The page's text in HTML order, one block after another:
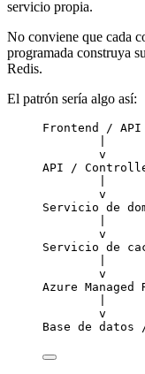
servicio propia.
No conviene que cada
programada construya
Redis.
El patrón sería algo así:
Frontend / API
v
API /
v
Servicio de
v
Servicio de
v
Azure Managed
v
Base de